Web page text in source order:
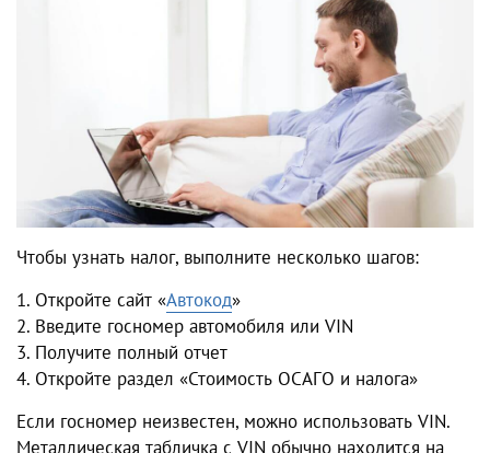
Чтобы узнать налог, выполните несколько шагов:
1. Откройте сайт «Автокод»
2. Введите госномер автомобиля или VIN
3. Получите полный отчет
4. Откройте раздел «Стоимость ОСАГО и налога»
Если госномер неизвестен, можно использовать VIN.
Металлическая табличка с VIN обычно находится на